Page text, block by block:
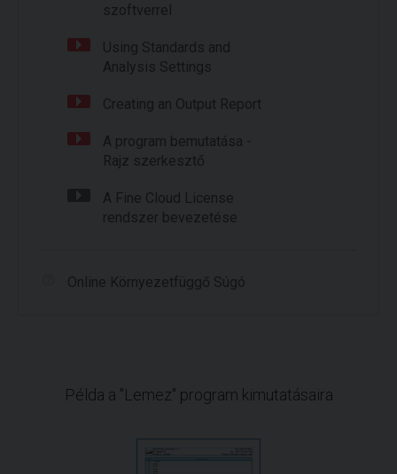
szoftverrel
Using Standards and
Analysis Settings
Creating an Output Report
A program bemutatása -
Rajz szerkesztő
A Fine Cloud License
rendszer bevezetése
Online Környezetfüggő Súgó
Példa a "Lemez" program kimutatásaira